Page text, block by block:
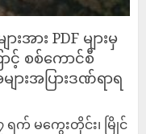
ား PDF များမှ
စစ်ကောင်စီ
ားအပြားဒဏ်ရာရ
ရက် မကွေးတိုင်း၊ မြိုင်